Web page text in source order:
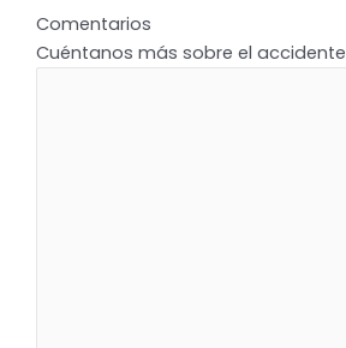
Comentarios
Cuéntanos más sobre el accidente